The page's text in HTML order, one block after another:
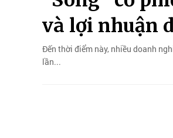
và lợi nhuận
Đến thời điểm này, nhiều doanh
lần...